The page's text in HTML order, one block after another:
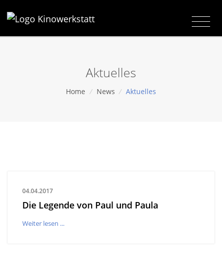
Aktuelles
Home / News / Aktuelles
04.04.2017
Die Legende von Paul und Paula
Weiter lesen ...